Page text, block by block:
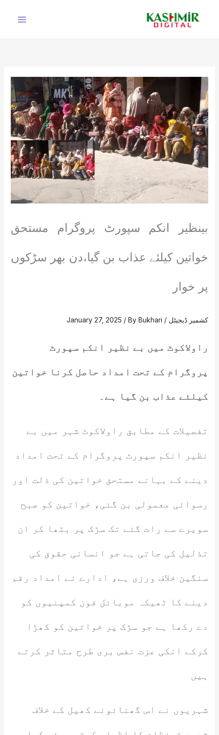
بینظیر انکم سپورٹ پروگرام مستحق
خواتین کیلئے عذاب بن گیا،دن بھر سڑکوں
پر خوار
کشمیر ڈیجیٹل /
January 27, 2025 / ByBukhari
راولاکوٹ میں بے نظیر انکم سپورٹ
پروگرام کے تحت امداد حاصل کرنا خواتین
کیلئے عذاب بن گیا ہے۔
تفصیلات کے مطابق راولاکوٹ شہر میں بے
نظیر انکم سپورٹ پروگرام کے تحت امداد
دینے کے بہانے مستحق خواتین کی ذلت اور
رسوائی معمولی بن گئی، خواتین کو صبح
سویرے سے رات گئے تک سڑک پر بٹھا کر ان
تذلیل کی جاتی ہے جو انسانی حقوق کی
سنگین خلاف ورزی ہے، ادارے نے امداد رقم
دینے کا ٹھیکہ موبائل فون کمپنیوں کو
دے رکھا ہے جو سڑک پر خواتین کو کھڑا
کرکے انکی عزت نفس بری طرح متاثر کرتے
ہیں
شہریوں نے اس گھنائونے کھیل کے خلاف